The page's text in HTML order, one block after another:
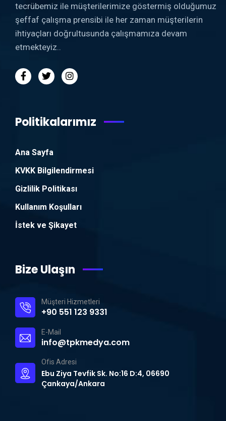
tecrübemiz ile müşterilerimize göstermiş olduğumuz
şeffaf çalışma prensibi ile her zaman müşterilerin
ihtiyaçları doğrultusunda çalışmamıza devam
etmekteyiz..
Politikalarımız
Ana Sayfa
KVKK Bilgilendirmesi
Gizlilik Politikası
Kullanım Koşulları
İstek ve Şikayet
Bize Ulaşın
Müşteri Hizmetleri
+90 551 123 9331
E-Mail
info@tpkmedya.com
Ofis Adresi
Ebu Ziya Tevfik Sk. No:16 D:4, 06690
Çankaya/Ankara